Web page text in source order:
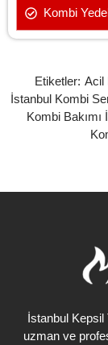
Kombi
Etiketler: Acil
İstanbul Kombi
Kombi Bakımı
İstanbul Kepsil
uzman ve